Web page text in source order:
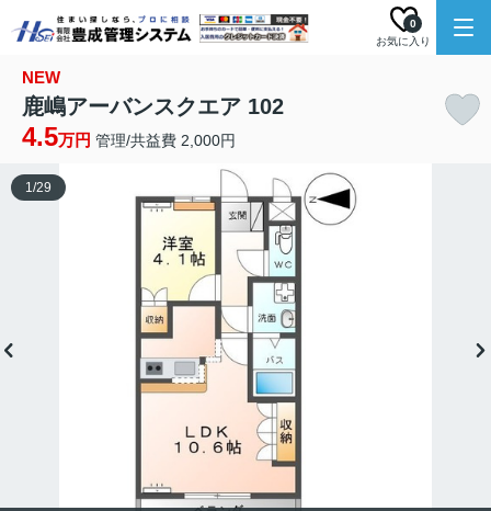
お気に入り
0
NEW
鹿嶋アーバンスクエア 102
4.5万円 管理/共益費 2,000円
1/29